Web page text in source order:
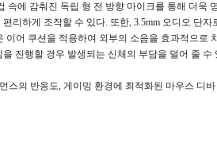
속에 감춰진 독립 형 전 방향 마이크를 통해 더욱
편리하게 조작할 수 있다. 또한, 3.5mm 오디오 단자
이어 쿠션을 적용하여 외부의 소음을 효과적으로
을 진행할 경우 발생되는 신체의 부담을 덜어 줄
스의 반응도, 게이밍 환경에 최적화된 마우스 디